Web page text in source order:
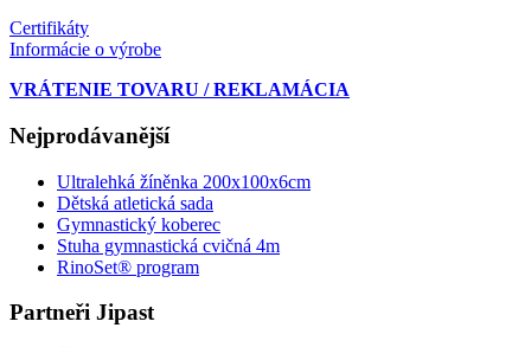
Certifikáty
Informácie o výrobe
VRÁTENIE TOVARU / REKLAMÁCIA
Nejprodávanější
Ultralehká žíněnka 200x100x6cm
Dětská atletická sada
Gymnastický koberec
Stuha gymnastická cvičná 4m
RinoSet® program
Partneři Jipast